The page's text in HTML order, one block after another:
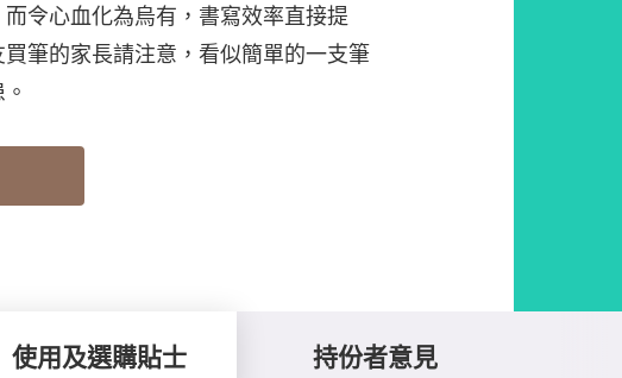
令心血化為烏有，書寫效率直接提
筆的家長請注意，看似簡單的一支筆
使用及選購貼士 持份者意見